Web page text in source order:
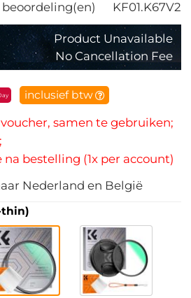
KF01.K67V2
Product Unavailable
No Cancellation Fee
inclusief btw
voucher, samen te gebruiken;
na bestelling (1x per account)
Nederland en België
thin)